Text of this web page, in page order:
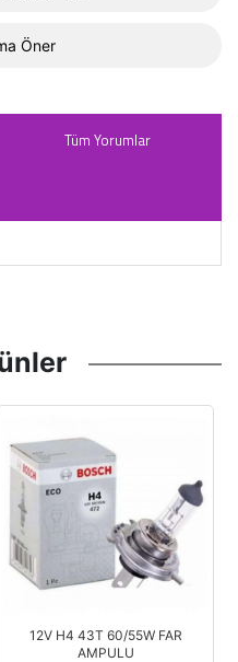
Öner
Tüm Yorumlar
12V H4 43T 60/55W FAR
AMPULU